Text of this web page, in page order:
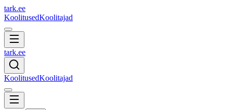
tark.ee
KoolitusedKoolitajad
tark.ee
KoolitusedKoolitajad